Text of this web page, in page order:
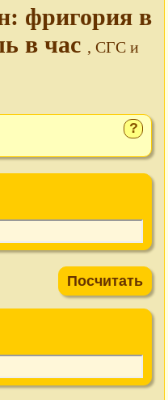
фригория в
в час , СГС и
?